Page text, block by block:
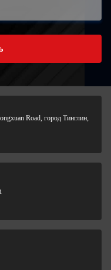
Road, город Тинглин,